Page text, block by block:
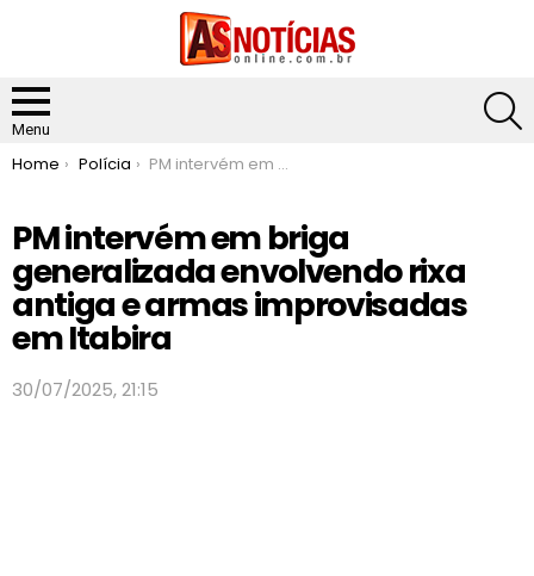
Menu
You are here:
Home Polícia PM intervém em briga generalizada envolvendo rixa antiga e armas improvisadas em Itabira
PM intervém em briga
generalizada envolvendo rixa
antiga e armas improvisadas
em Itabira
30/07/2025, 21:15